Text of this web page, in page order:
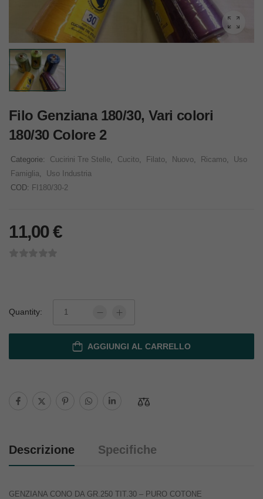
Filo Genziana 180/30, Vari colori
180/30 Colore 2
Categorie: Cucirini Tre Stelle Cucito Filato Nuovo Ricamo
Uso
Famiglia
Uso Industria
COD: FI180/30-2
11,00€
Quantity:
AGGIUNGI AL CARRELLO
Descrizione Specifiche
GENZIANA CONO DA GR.250 TIT.30 – PURO COTONE